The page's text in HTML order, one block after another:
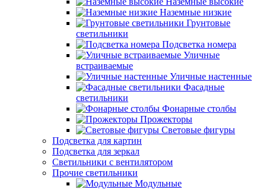
Наземные низкие
Грунтовые
светильники
Подсветка номера
Уличные
встраиваемые
Уличные настенные
Фасадные
светильники
Фонарные столбы
Прожекторы
Световые фигуры
Подсветка для картин
Подсветка для зеркал
Светильники с вентилятором
Прочие светильники
Модульные